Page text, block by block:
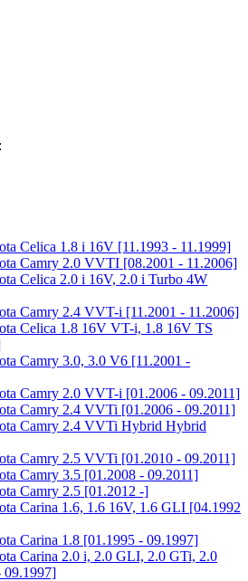
Celica 1.8 i 16V [11.1993 - 11.1999]
Camry 2.0 VVTI [08.2001 - 11.2006]
Celica 2.0 i 16V, 2.0 i Turbo 4W
Camry 2.4 VVT-i [11.2001 - 11.2006]
Celica 1.8 16V VT-i, 1.8 16V TS
Camry 3.0, 3.0 V6 [11.2001 -
Camry 2.0 VVT-i [01.2006 - 09.2011]
Camry 2.4 VVTi [01.2006 - 09.2011]
Camry 2.4 VVTi Hybrid Hybrid
Camry 2.5 VVTi [01.2010 - 09.2011]
Camry 3.5 [01.2008 - 09.2011]
Camry 2.5 [01.2012 -]
Carina 1.6, 1.6 16V, 1.6 GLI [04.1992
Carina 1.8 [01.1995 - 09.1997]
Carina 2.0 i, 2.0 GLI, 2.0 GTi, 2.0
09.1997]